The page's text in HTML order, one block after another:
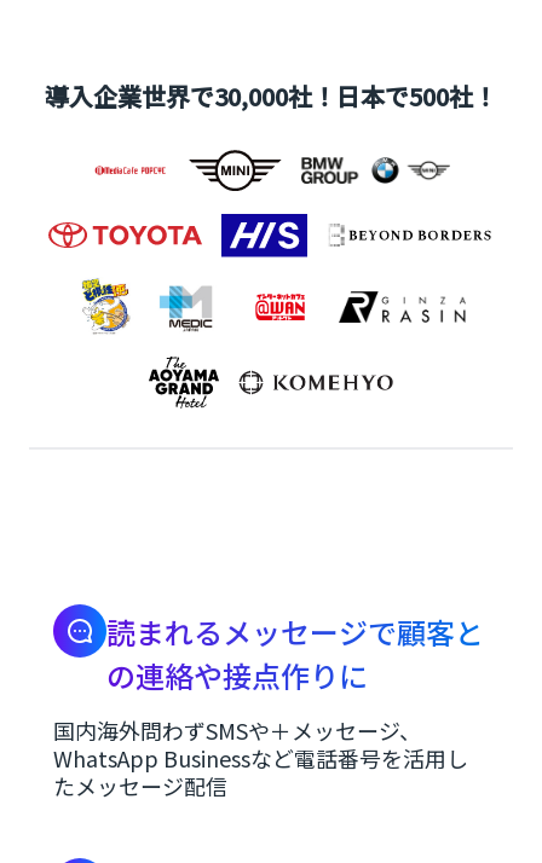
導入企業世界で30,000社！日本で500社！
読まれるメッセージで顧客と
の連絡や接点作りに
国内海外問わずSMSや＋メッセージ、
WhatsApp Businessなど電話番号を活用し
たメッセージ配信